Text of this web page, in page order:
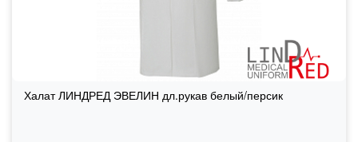
Халат ЛИНДРЕД ЭВЕЛИН дл.рукав белый/персик